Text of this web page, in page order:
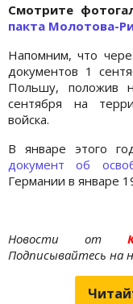
Cмотрите
пакта Молотова-
Напомним, что
документов 1
Польшу, положив
сентября на
войска.
В январе этого
документ об
Германии в январе
Новости от
Подписывайтесь на